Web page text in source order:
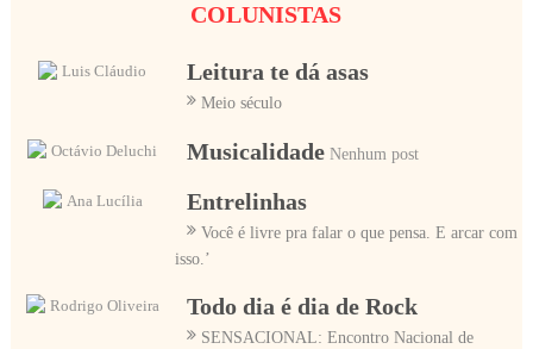
COLUNISTAS
Luis Cláudio Leitura te dá asas
Meio século
Octávio Deluchi MusicalidadeNenhum post
Ana Lucília Entrelinhas
Você é livre pra falar o que pensa. E arcar com
isso.’
Rodrigo Oliveira Todo dia é dia de Rock
SENSACIONAL: Encontro Nacional de